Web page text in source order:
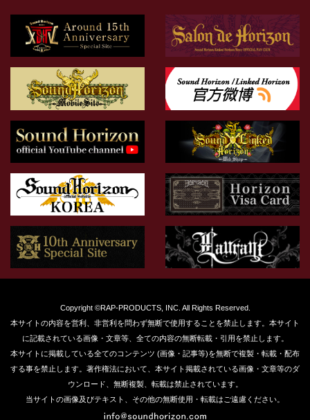
Copyright ©RAP-PRODUCTS, INC. All Rights Reserved.
本サイトの内容を営利、非営利を問わず無断で使用することを禁止します。本サイト
に記載されている画像・文章等、全ての内容の無断転載・引用を禁止します。
本サイトに掲載している全てのコンテンツ (画像・記事等)を無断で複製・転載・配布
する事を禁止します。著作権法において、本サイト掲載されている画像・文章等のダ
ウンロード、無断複製、転載は禁止されています。
当サイトの画像及びテキスト、その他の無断使用・転載はご遠慮ください。